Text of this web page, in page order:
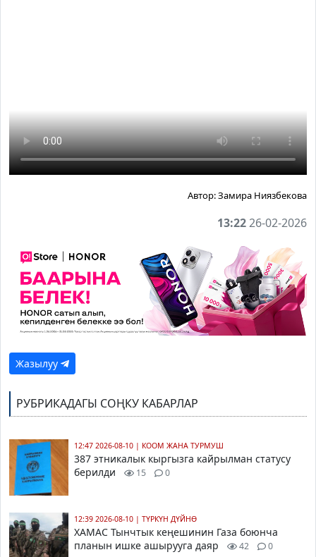
Автор:Замира Ниязбекова
13:2226-02-2026
Жазылуу
РУБРИКАДАГЫ СОҢКУ КАБАРЛАР
12:47 2026-08-10 | КООМ ЖАНА ТУРМУШ
387 этникалык кыргызга кайрылман статусу
берилди
15 0
12:39 2026-08-10 | ТҮРКҮН ДҮЙНӨ
ХАМАС Тынчтык кеңешинин Газа боюнча
планын ишке ашырууга даяр
42 0